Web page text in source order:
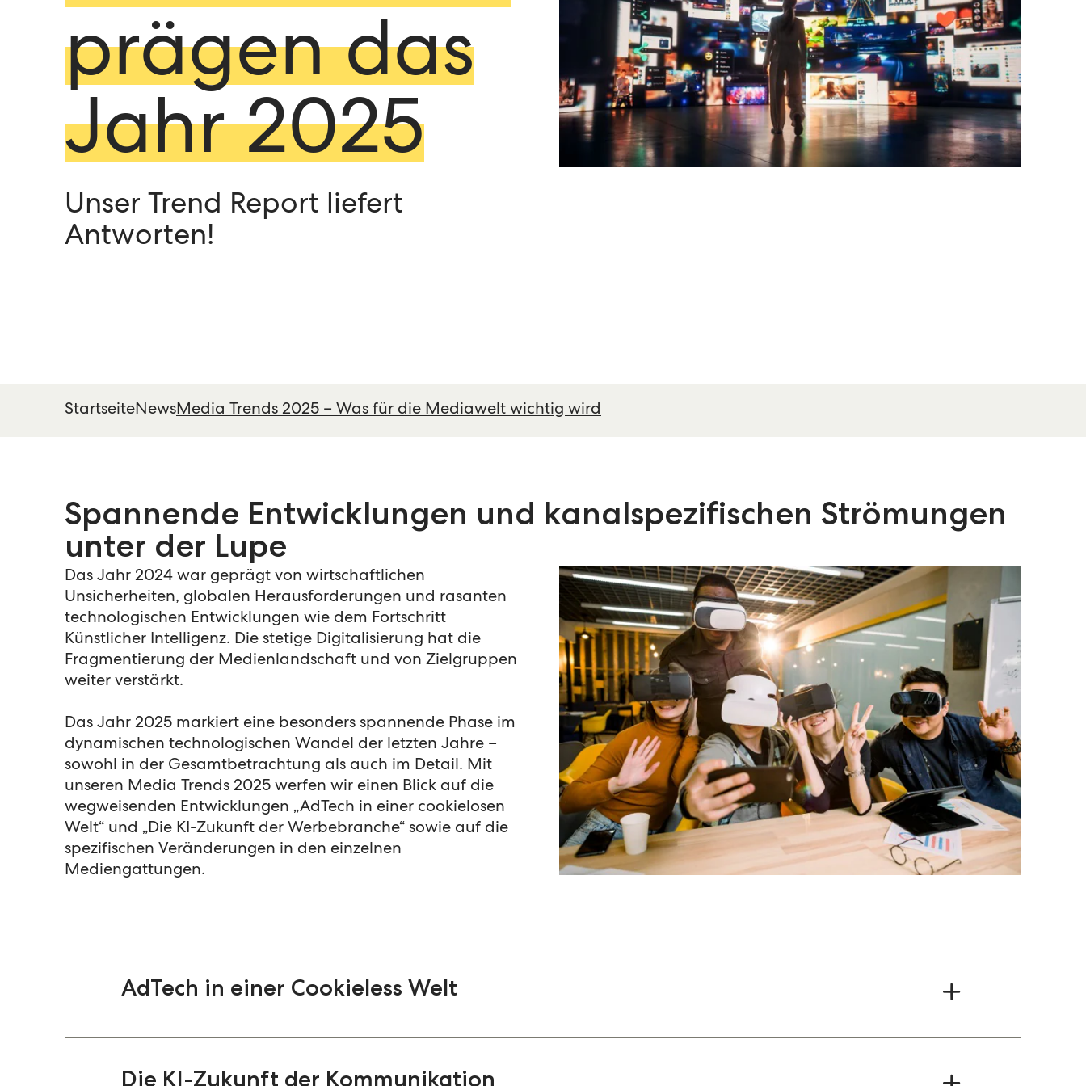
prägen das
Jahr 2025
Unser Trend Report liefert
Antworten!
StartseiteNewsMedia Trends 2025 – Was für die Mediawelt wichtig wird
Spannende Entwicklungen und kanalspezifischen Strömungen
unter der Lupe
Das Jahr 2024 war geprägt von wirtschaftlichen
Unsicherheiten, globalen Herausforderungen und rasanten
technologischen Entwicklungen wie dem Fortschritt
Künstlicher Intelligenz. Die stetige Digitalisierung hat die
Fragmentierung der Medienlandschaft und von Zielgruppen
weiter verstärkt.
Das Jahr 2025 markiert eine besonders spannende Phase im
dynamischen technologischen Wandel der letzten Jahre –
sowohl in der Gesamtbetrachtung als auch im Detail. Mit
unseren Media Trends 2025 werfen wir einen Blick auf die
wegweisenden Entwicklungen „AdTech in einer cookielosen
Welt“ und „Die KI-Zukunft der Werbebranche“ sowie auf die
spezifischen Veränderungen in den einzelnen
Mediengattungen.
AdTech in einer Cookieless Welt
Herausforderungen löst. Stattdessen sind kreative Ansätze, strategische Investments und vor